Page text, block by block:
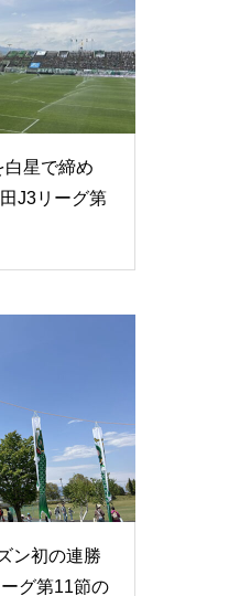
白星で締め
J3リーグ第
ン初の連勝
グ第11節の